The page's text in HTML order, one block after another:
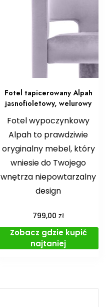
Fotel tapicerowany Alpah
jasnofioletowy, welurowy
Fotel wypoczynkowy
Alpah to prawdziwie
oryginalny mebel, który
wniesie do Twojego
wnętrza niepowtarzalny
design
799,00zł
Zobacz gdzie kupić
najtaniej